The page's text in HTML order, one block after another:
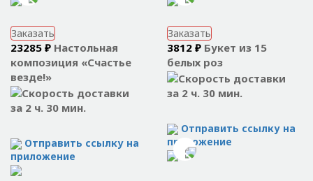
Заказать
23285 ₽ Настольная
композиция «Счастье
везде!»
за 2 ч. 30 мин.
Отправить ссылку на
приложение
Заказать
3812 ₽ Букет из 15
белых роз
за 2 ч. 30 мин.
Отправить ссылку на
приложение